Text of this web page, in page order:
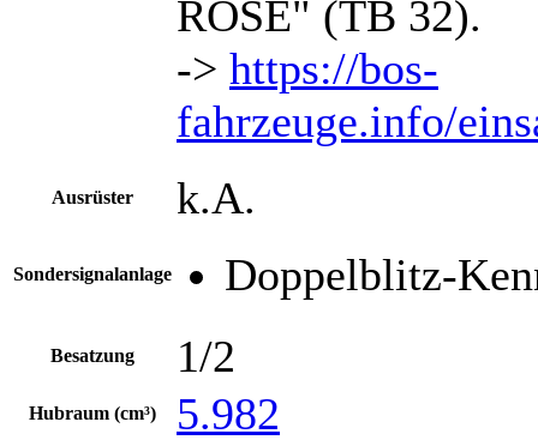
ROSE" (TB 32).
-> https://bos-
fahrzeuge.info/
Ausrüster k.A.
Sondersignalanlage Doppelblitz-
Besatzung 1/2
Hubraum (cm³) 5.982